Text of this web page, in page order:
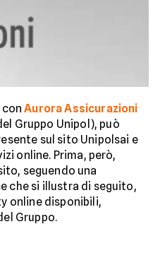
conAurora Assicurazioni
Gruppo Unipol), può
sul sito Unipolsai e
online. Prima, però,
seguendo una
che si illustra di seguito,
online disponibili,
Gruppo.